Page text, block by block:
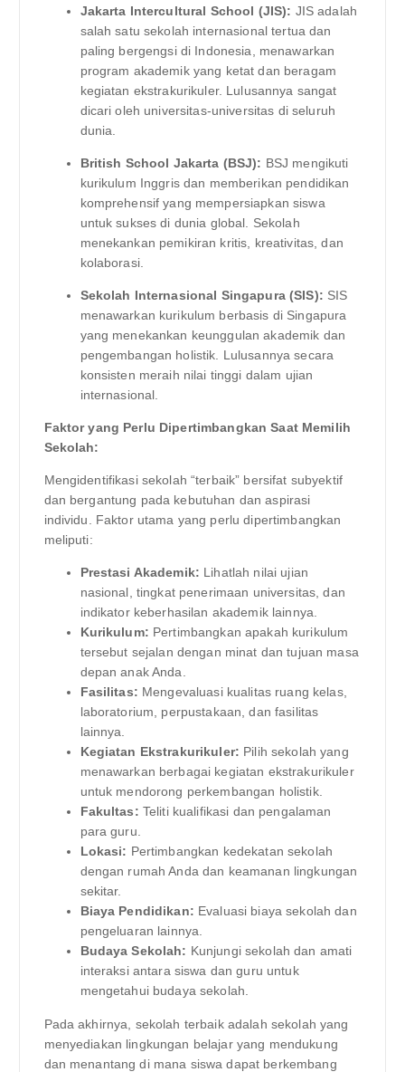
Jakarta Intercultural School (JIS): JIS adalah
salah satu sekolah internasional tertua dan
paling bergengsi di Indonesia, menawarkan
program akademik yang ketat dan beragam
kegiatan ekstrakurikuler. Lulusannya sangat
dicari oleh universitas-universitas di seluruh
dunia.
British School Jakarta (BSJ): BSJ mengikuti
kurikulum Inggris dan memberikan pendidikan
komprehensif yang mempersiapkan siswa
untuk sukses di dunia global. Sekolah
menekankan pemikiran kritis, kreativitas, dan
kolaborasi.
Sekolah Internasional Singapura (SIS): SIS
menawarkan kurikulum berbasis di Singapura
yang menekankan keunggulan akademik dan
pengembangan holistik. Lulusannya secara
konsisten meraih nilai tinggi dalam ujian
internasional.
Faktor yang Perlu Dipertimbangkan Saat Memilih
Sekolah:
Mengidentifikasi sekolah “terbaik” bersifat subyektif
dan bergantung pada kebutuhan dan aspirasi
individu. Faktor utama yang perlu dipertimbangkan
meliputi:
Prestasi Akademik: Lihatlah nilai ujian
nasional, tingkat penerimaan universitas, dan
indikator keberhasilan akademik lainnya.
Kurikulum: Pertimbangkan apakah kurikulum
tersebut sejalan dengan minat dan tujuan masa
depan anak Anda.
Fasilitas: Mengevaluasi kualitas ruang kelas,
laboratorium, perpustakaan, dan fasilitas
lainnya.
Kegiatan Ekstrakurikuler: Pilih sekolah yang
menawarkan berbagai kegiatan ekstrakurikuler
untuk mendorong perkembangan holistik.
Fakultas: Teliti kualifikasi dan pengalaman
para guru.
Lokasi: Pertimbangkan kedekatan sekolah
dengan rumah Anda dan keamanan lingkungan
sekitar.
Biaya Pendidikan: Evaluasi biaya sekolah dan
pengeluaran lainnya.
Budaya Sekolah: Kunjungi sekolah dan amati
interaksi antara siswa dan guru untuk
mengetahui budaya sekolah.
Pada akhirnya, sekolah terbaik adalah sekolah yang
menyediakan lingkungan belajar yang mendukung
dan menantang di mana siswa dapat berkembang